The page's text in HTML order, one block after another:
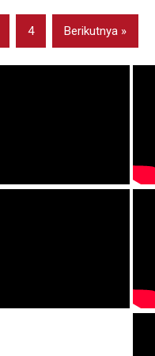
4 Berikutnya »